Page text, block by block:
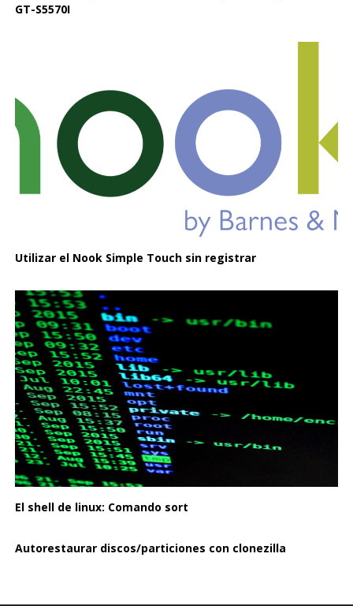
GT-S5570I
Utilizar el Nook Simple Touch sin registrar
El shell de linux: Comando sort
Autorestaurar discos/particiones con clonezilla